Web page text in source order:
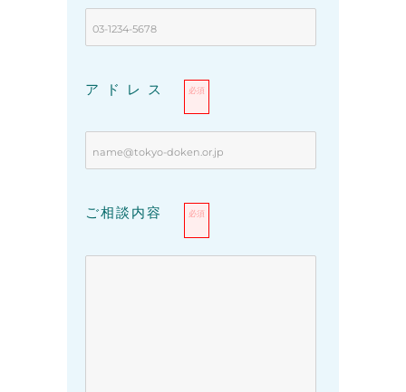
アドレス 必須
ご相談内容 必須